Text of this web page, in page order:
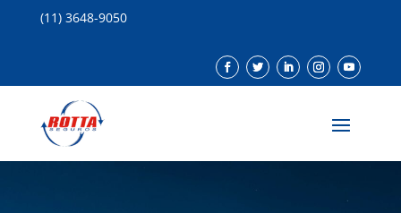
(11) 3648-9050